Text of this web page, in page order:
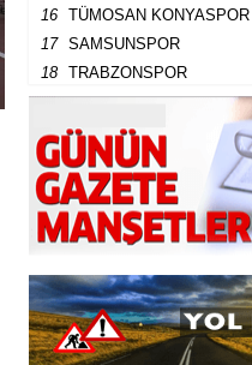
16
TÜMOSAN KONYASPOR
17
SAMSUNSPOR
18
TRABZONSPOR